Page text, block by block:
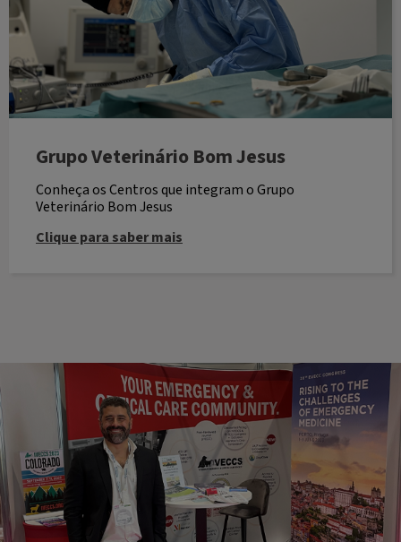
Grupo Veterinário Bom Jesus
Conheça os Centros que integram o Grupo
Veterinário Bom Jesus
Clique para saber mais